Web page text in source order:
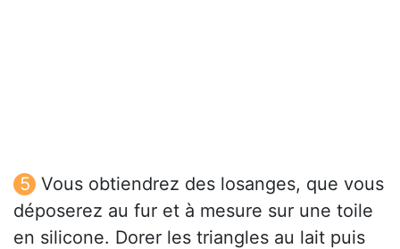
Vous obtiendrez des losanges, que vous
déposerez au fur et à mesure sur une toile
en silicone. Dorer les triangles au lait puis